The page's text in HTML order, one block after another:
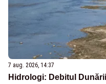
7 aug. 2026, 14:37
Hidrologi: Debitul